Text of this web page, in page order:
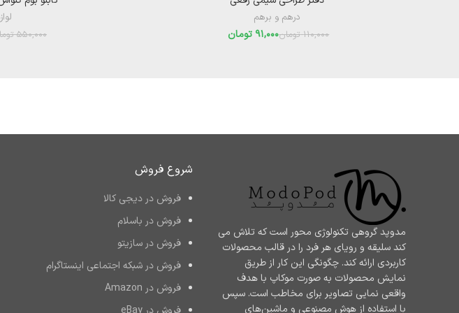
درهم و برهم
110,000 تومان91,000 تومان 550,000
مدوپد گروهی تکنولوژی محور است که تلاش می
کند سلیقه و رویای هر فرد را در قالب محصولات
کاربردی ارائه کند. چگونگی این کار از طریق
نمایش محصولات به صورت موکاپ با هدف
واقعی نمایی تصاویر برای مخاطب است. سپس
با استفاده از هوش مصنوعی و ماشین‌های
شروع فروش
فروش در دیجی کالا
فروش در باسلام
فروش در سازیتو
فروش در شبکه اجتماعی اینستاگرام
فروش در Amazon